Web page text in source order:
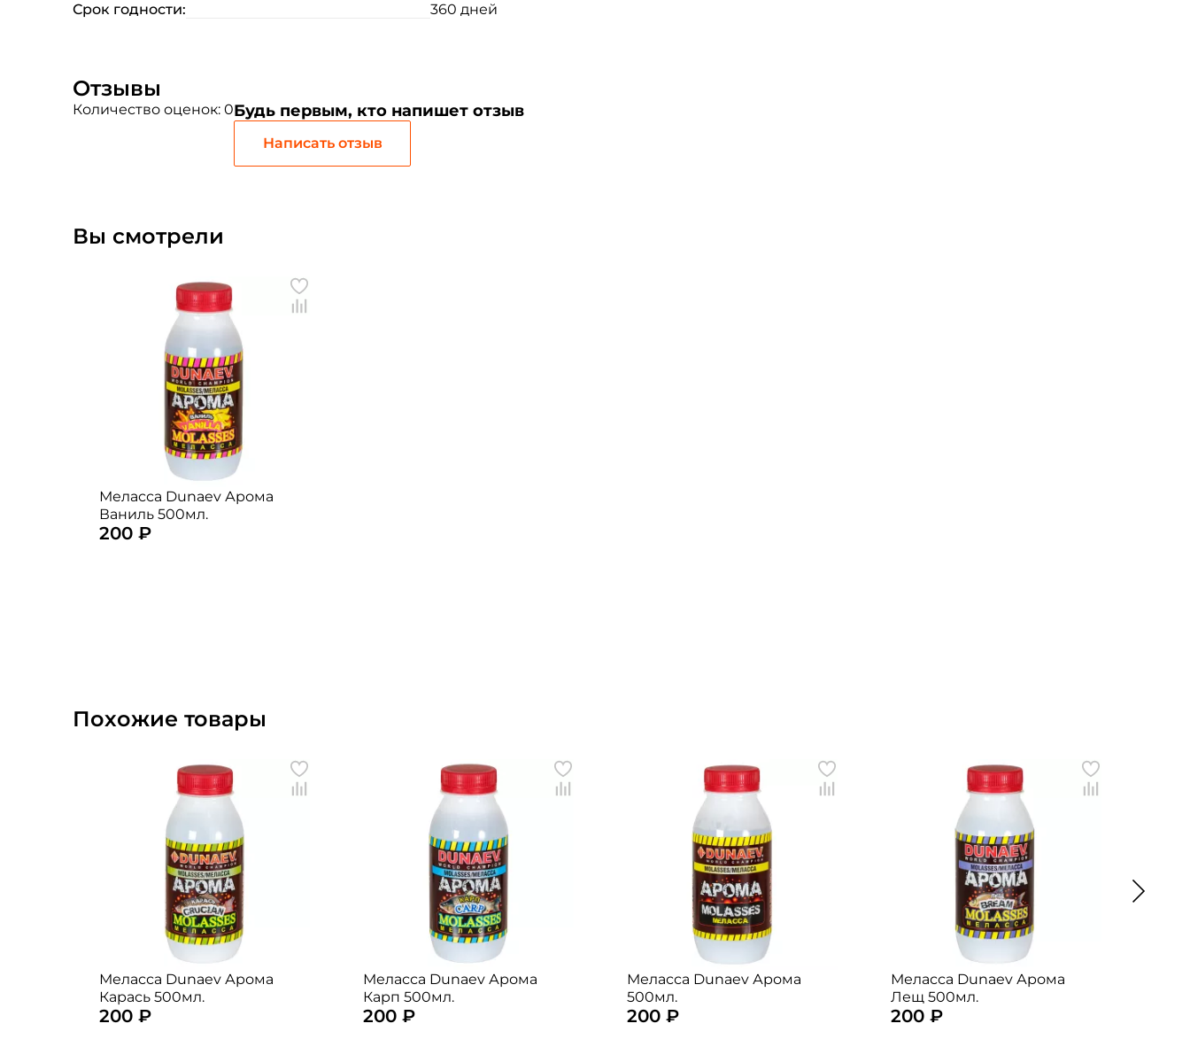
Срок годности:
360 дней
Отзывы
Количество оценок: 0Будь первым, кто напишет отзыв
Написать отзыв
Вы смотрели
Меласса Dunaev Арома
Ваниль 500мл.
200 ₽
Похожие товары
Меласса Dunaev Арома
Карась 500мл.
200 ₽
Меласса Dunaev Арома
Карп 500мл.
200 ₽
Меласса Dunaev Арома
500мл.
200 ₽
Меласса Dunaev Арома
Лещ 500мл.
200 ₽